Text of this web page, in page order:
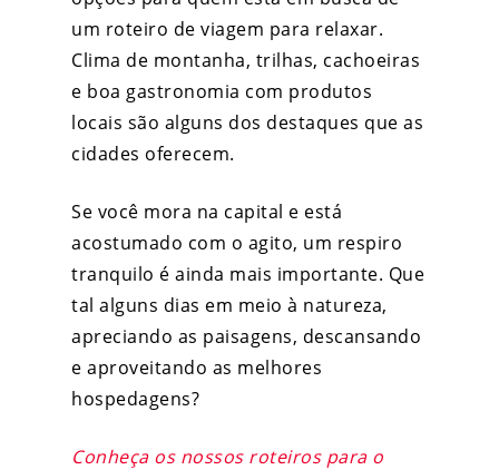
um roteiro de viagem para relaxar.
Clima de montanha, trilhas, cachoeiras
e boa gastronomia com produtos
locais são alguns dos destaques que as
cidades oferecem.
Se você mora na capital e está
acostumado com o agito, um respiro
tranquilo é ainda mais importante. Que
tal alguns dias em meio à natureza,
apreciando as paisagens, descansando
e aproveitando as melhores
hospedagens?
Conheça os nossos roteiros para o